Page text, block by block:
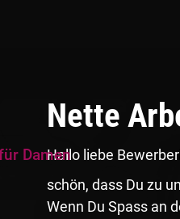
Nette
Hallo liebe
schön, dass Du zu
Wenn Du Spass an
Damen